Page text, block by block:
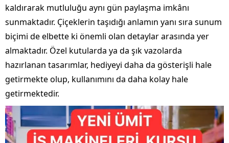
kaldırarak mutluluğu aynı gün paylaşma imkânı
sunmaktadır. Çiçeklerin taşıdığı anlamın yanı sıra sunum
biçimi de elbette ki önemli olan detaylar arasında yer
almaktadır. Özel kutularda ya da şık vazolarda
hazırlanan tasarımlar, hediyeyi daha da gösterişli hale
getirmekte olup, kullanımını da daha kolay hale
getirmektedir.